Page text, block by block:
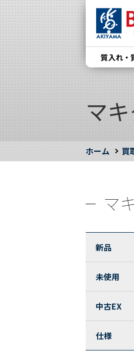
質入れ・
マ
ホーム 買
マ
新品
未使用
中古EX
仕様